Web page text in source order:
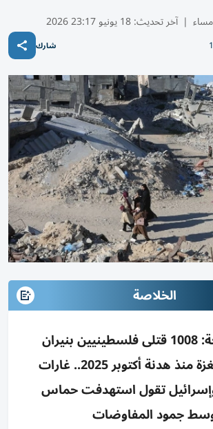
| آخر تحديث:18 يونيو 23:17 2026
شارك
الخلاصة
وزارة الصحة: 1008 قتلى فلسطينيين بنيران
إسرائيلية بغزة منذ هدنة أكتوبر 2025.. غارات
بـ4 وإسرائيل تقول استهدفت حماس
جمود المفاوضات